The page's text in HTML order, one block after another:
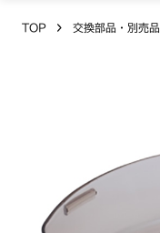
TOP 交換部品・別売品